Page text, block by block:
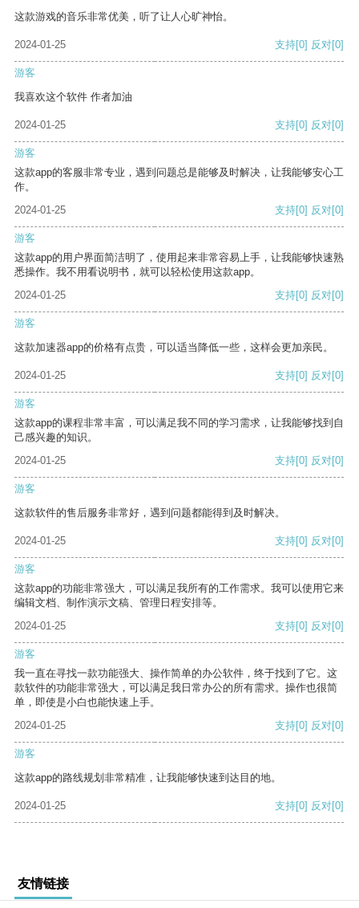
这款游戏的音乐非常优美，听了让人心旷神怡。
2024-01-25 支持[0] 反对[0]
游客
我喜欢这个软件 作者加油
2024-01-25 支持[0] 反对[0]
游客
这款app的客服非常专业，遇到问题总是能够及时解决，让我能够安心工
作。
2024-01-25
支持[0] 反对[0]
游客
这款app的用户界面简洁明了，使用起来非常容易上手，让我能够快速熟
悉操作。我不用看说明书，就可以轻松使用这款app。
2024-01-25
支持[0] 反对[0]
游客
这款加速器app的价格有点贵，可以适当降低一些，这样会更加亲民。
2024-01-25 支持[0] 反对[0]
游客
这款app的课程非常丰富，可以满足我不同的学习需求，让我能够找到自
己感兴趣的知识。
2024-01-25
支持[0] 反对[0]
游客
这款软件的售后服务非常好，遇到问题都能得到及时解决。
2024-01-25 支持[0] 反对[0]
游客
这款app的功能非常强大，可以满足我所有的工作需求。我可以使用它来
编辑文档、制作演示文稿、管理日程安排等。
2024-01-25
支持[0] 反对[0]
游客
我一直在寻找一款功能强大、操作简单的办公软件，终于找到了它。这
款软件的功能非常强大，可以满足我日常办公的所有需求。操作也很简
单，即使是小白也能快速上手。
2024-01-25
支持[0] 反对[0]
游客
这款app的路线规划非常精准，让我能够快速到达目的地。
2024-01-25 支持[0] 反对[0]
友情链接